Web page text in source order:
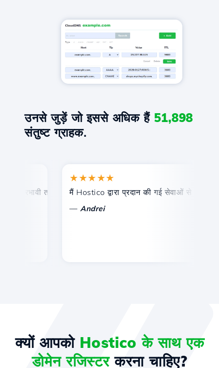
उनसे जुड़ें जो इससे अधिक हैं 51,898
संतुष्ट ग्राहक.
प्रभावी तकनीकी सहायता।
★★★★★
मैं Hostico द्वारा प्रदान की गई सेवाओं से संतुष्ट हूं।
Andrei
क्यों आपको Hostico के साथ एक
डोमेन रजिस्टरकरना चाहिए?